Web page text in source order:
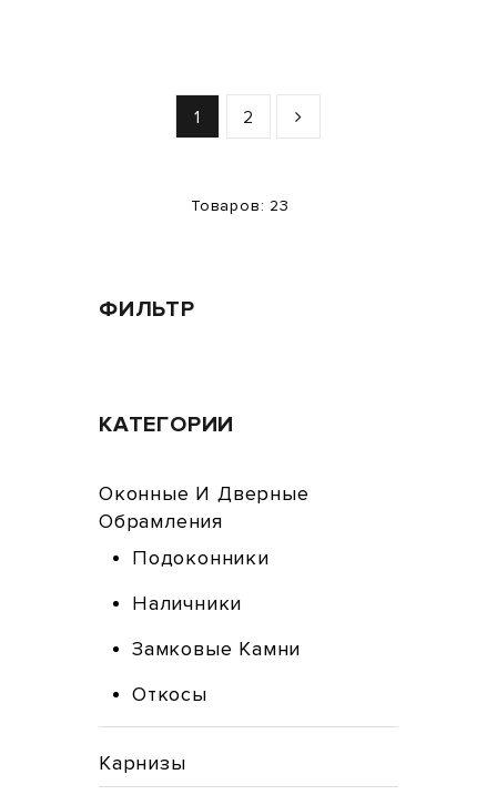
1 2
Товаров: 23
ФИЛЬТР
КАТЕГОРИИ
Оконные И Дверные
Обрамления
Подоконники
Наличники
Замковые Камни
Откосы
Карнизы